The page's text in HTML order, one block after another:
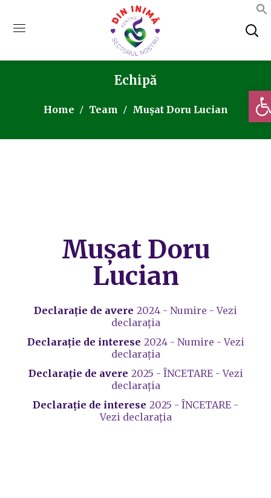
Echipă
Home Team Mușat Doru Lucian
Mușat Doru
Lucian
Declarație de avere 2024 - Numire - Vezi
declarația
Declarație de interese 2024 - Numire - Vezi
declarația
Declarație de avere 2025 - ÎNCETARE - Vezi
declarația
Declarație de interese 2025 - ÎNCETARE -
Vezi declarația